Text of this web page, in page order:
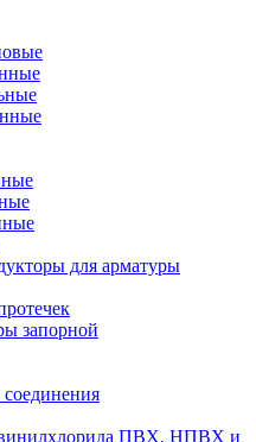
для арматуры
запорной
ПВХ, НПВХ и